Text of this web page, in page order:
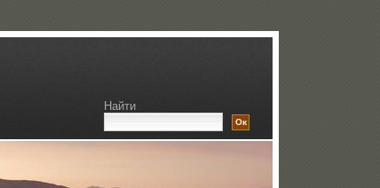
Найти